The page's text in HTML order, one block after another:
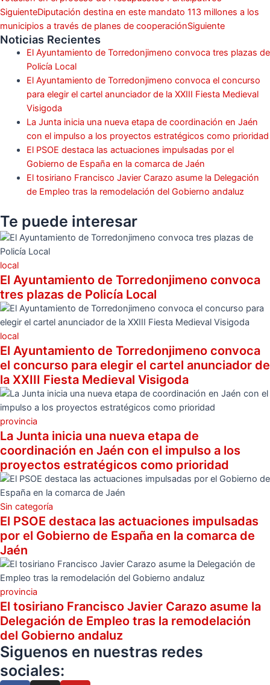
SiguienteDiputación destina en este mandato 113 millones a los
municipios a través de planes de cooperaciónSiguiente
Noticias Recientes
El Ayuntamiento de Torredonjimeno convoca tres plazas de
Policía Local
El Ayuntamiento de Torredonjimeno convoca el concurso
para elegir el cartel anunciador de la XXIII Fiesta Medieval
Visigoda
La Junta inicia una nueva etapa de coordinación en Jaén
con el impulso a los proyectos estratégicos como prioridad
El PSOE destaca las actuaciones impulsadas por el
Gobierno de España en la comarca de Jaén
El tosiriano Francisco Javier Carazo asume la Delegación
de Empleo tras la remodelación del Gobierno andaluz
Te puede interesar
local
El Ayuntamiento de Torredonjimeno convoca
tres plazas de Policía Local
local
El Ayuntamiento de Torredonjimeno convoca
el concurso para elegir el cartel anunciador de
la XXIII Fiesta Medieval Visigoda
provincia
La Junta inicia una nueva etapa de
coordinación en Jaén con el impulso a los
proyectos estratégicos como prioridad
Sin categoría
El PSOE destaca las actuaciones impulsadas
por el Gobierno de España en la comarca de
Jaén
provincia
El tosiriano Francisco Javier Carazo asume la
Delegación de Empleo tras la remodelación
del Gobierno andaluz
Siguenos en nuestras redes
sociales: